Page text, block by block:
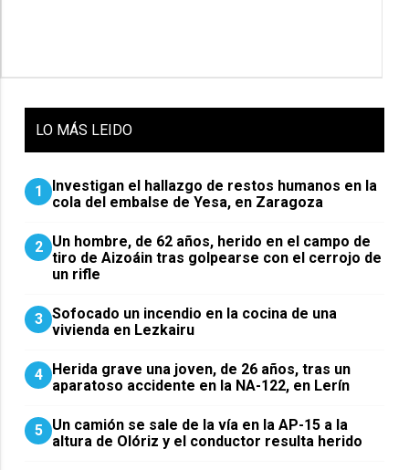
LO MÁS LEIDO
1
Investigan el hallazgo de restos humanos en la
cola del embalse de Yesa, en Zaragoza
2 Un hombre, de 62 años, herido en el campo de
tiro de Aizoáin tras golpearse con el cerrojo de
un rifle
3 Sofocado un incendio en la cocina de una
vivienda en Lezkairu
4 Herida grave una joven, de 26 años, tras un
aparatoso accidente en la NA-122, en Lerín
5 Un camión se sale de la vía en la AP-15 a la
altura de Olóriz y el conductor resulta herido